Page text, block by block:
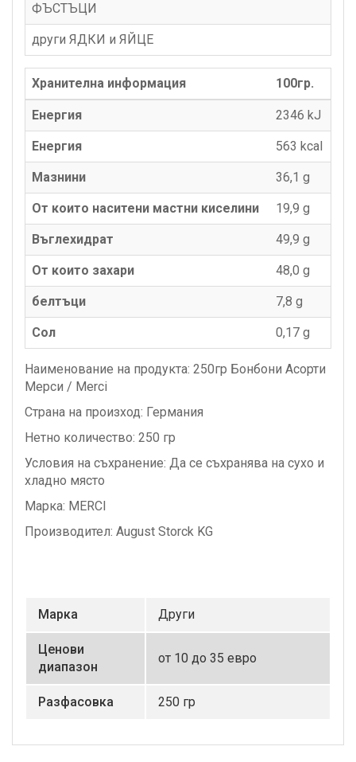
ФЪСТЪЦИ
други ЯДКИ и ЯЙЦЕ
Хранителна информация 100гр.
Енергия 2346 kJ
Енергия 563 kcаl
Мазнини 36,1 g
От които наситени мастни киселини 19,9 g
Въглехидрат 49,9 g
От които захари 48,0 g
белтъци 7,8 g
Сол 0,17 g
Наименование на продукта: 250гр Бонбони Асорти
Мерси / Merci
Страна на произход: Германия
Нетно количество: 250 гр
Условия на съхранение: Да се съхранява на сухо и
хладно място
Марка: MERCI
Производител: August Storck KG
Маркa Други
Ценови
диапазон
от 10 до 35 евро
Разфасовка 250 гр